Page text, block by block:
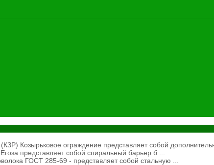
Козырьковое ограждение представляет собой
представляет собой спиральный барьер б ...
ГОСТ 285-69 - представляет собой стальную ...